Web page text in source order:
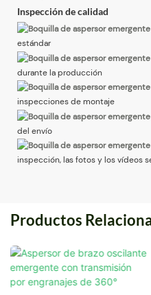
Inspección de calidad
estándar
durante la producción
inspecciones de montaje
del envío
inspección, las fotos y los vídeos
Productos